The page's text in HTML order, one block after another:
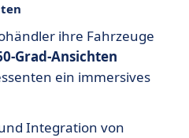
ihre Fahrzeuge
Grad-Ansichten
ein immersives
Integration von